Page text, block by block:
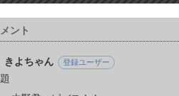
ント
きよちゃん 登録ユーザー